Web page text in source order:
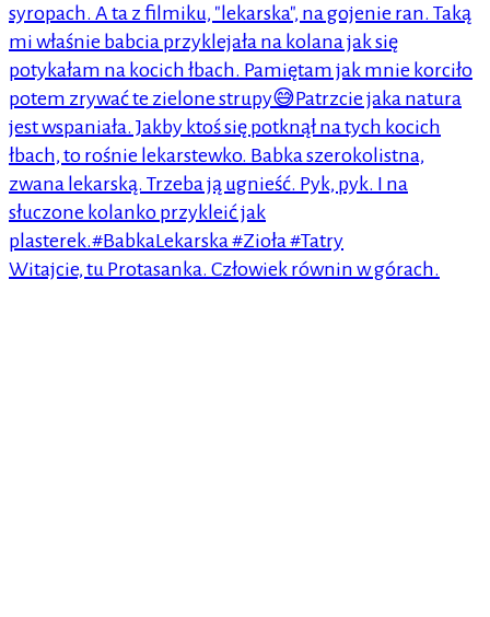
Witajcie, tu Protasanka. Człowiek równin w górach.